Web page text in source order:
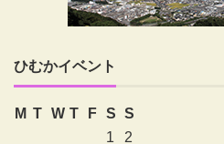
ひむかイベント
M T W T F S S
1
2